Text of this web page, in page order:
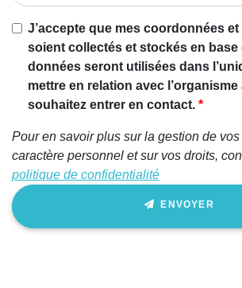
J’accepte que mes coordonnées
soient collectés et stockés en base
données seront utilisées dans
mettre en relation avec
souhaitez entrer en contact.
Pour en savoir plus sur la gestion de
caractère personnel et sur vos droits,
politique de confidentialité
ENVOYER